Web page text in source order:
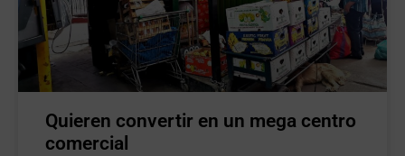
Quieren convertir en un mega centro
comercial